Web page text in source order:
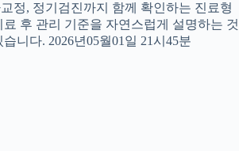
정, 정기검진까지 함께 확인하는 진료형
후 관리 기준을 자연스럽게 설명하는 것
니다. 2026년05월01일 21시45분